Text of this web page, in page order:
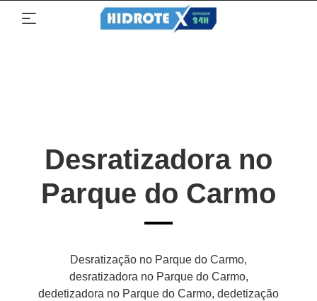
Desratizadora no
Parque do Carmo
Desratização no Parque do Carmo,
desratizadora no Parque do Carmo,
dedetizadora no Parque do Carmo, dedetização